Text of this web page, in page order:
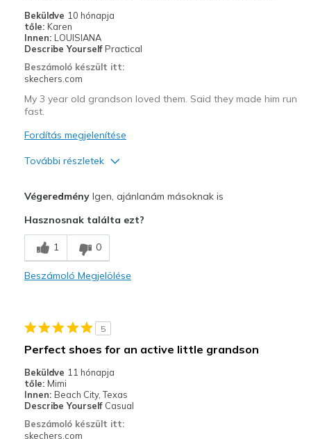
Beküldve 10 hónapja
tőle: Karen
Innen: LOUISIANA
Describe Yourself Practical
Beszámoló készült itt:
skechers.com
My 3 year old grandson loved them. Said they made him run
fast.
Fordítás megjelenítése
További részletek
Comfortable
Stylish
View On Shoes
Shoes are for Wearing
VégeredményIgen, ajánlanám másoknak is
Hasznosnak találta ezt?
1 0
Beszámoló Megjelölése
5
Perfect shoes for an active little grandson
Beküldve 11 hónapja
tőle: Mimi
Innen: Beach City, Texas
Describe Yourself Casual
Beszámoló készült itt:
skechers.com